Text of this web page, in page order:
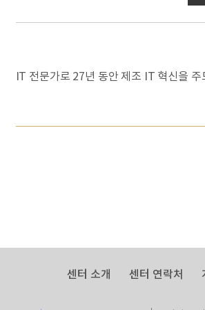
IT 전문가로 27년 동안 제조 IT 혁신을
센터 소개 센터 연락처